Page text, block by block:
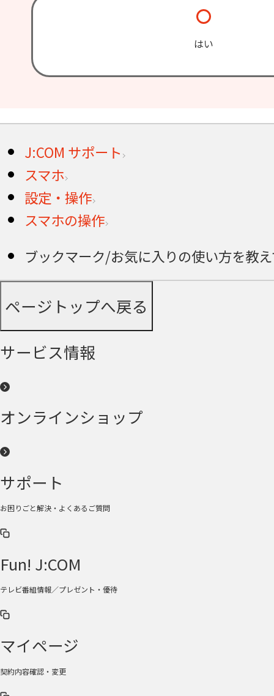
はい
J:COM サポート
スマホ
設定・操作
スマホの操作
ブックマーク/お気に入りの使い方を教
ページトップへ戻る
サービス情報
オンラインショップ
サポート
お困りごと解決・よくあるご質問
Fun! J:COM
テレビ番組情報／プレゼント・優待
マイページ
契約内容確認・変更